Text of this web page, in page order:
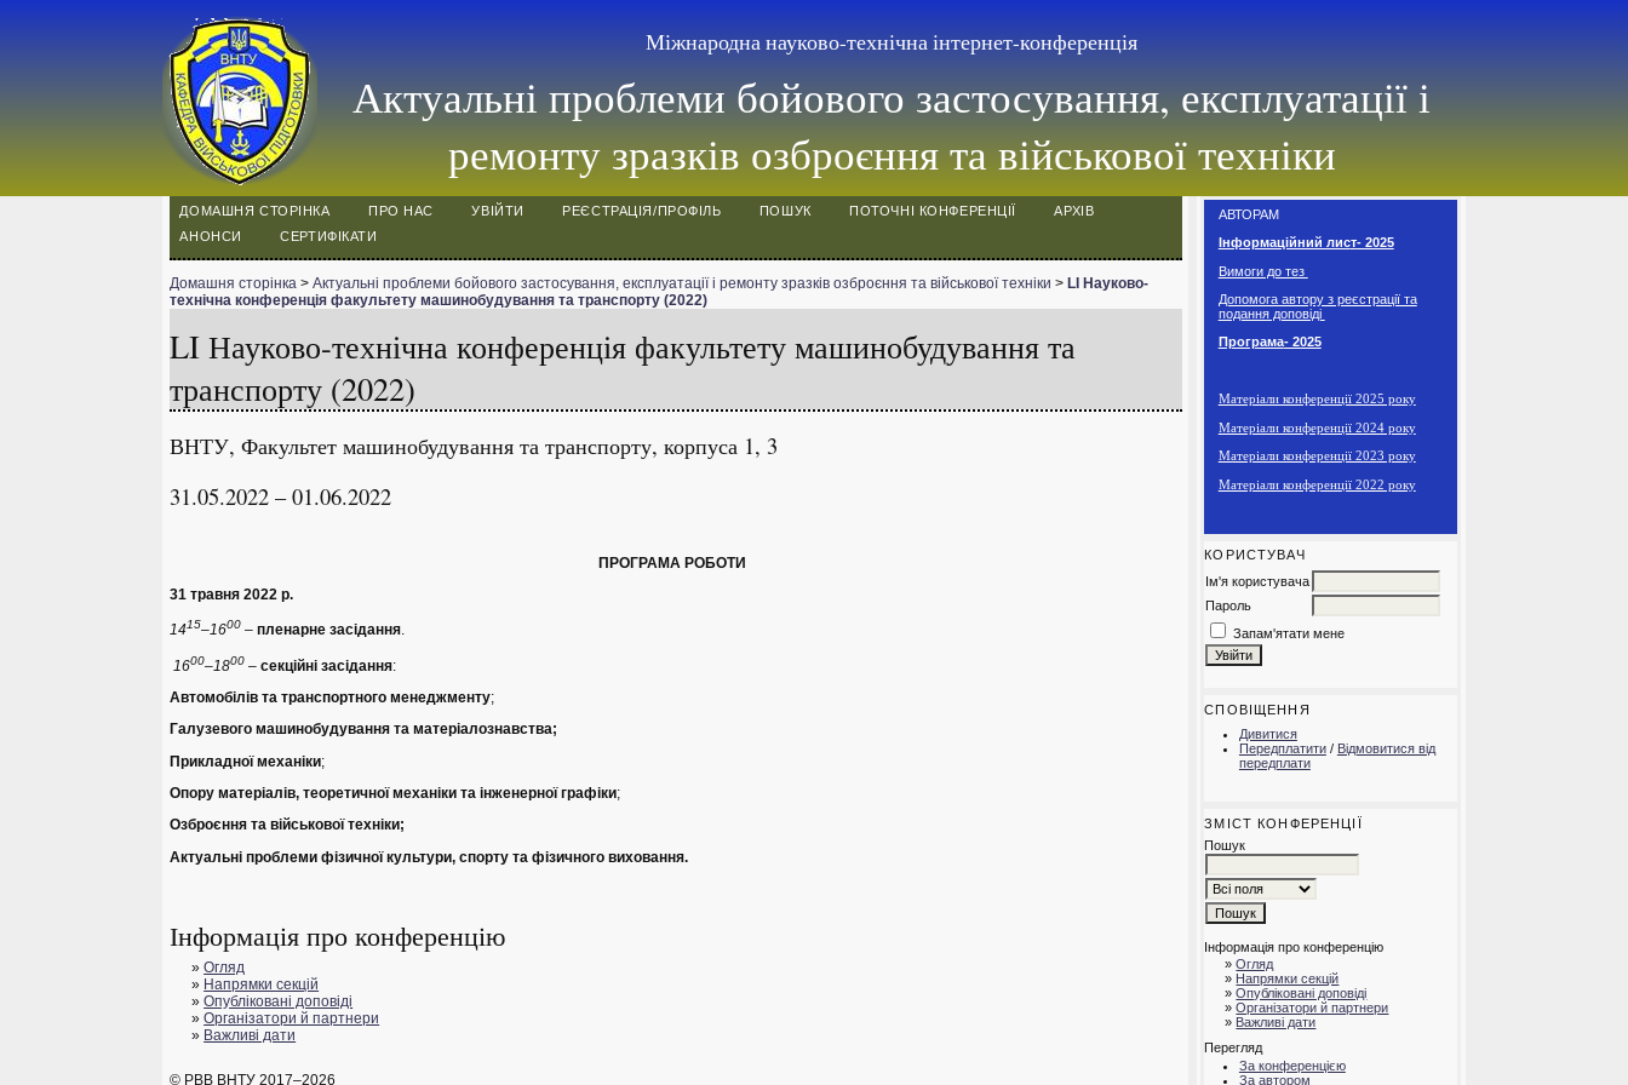
Міжнародна науково-технічна інтернет-конференція
Актуальні проблеми бойового застосування, експлуатації і
ремонту зразків озброєння та військової техніки
АВТОРАМ
Інформаційний лист- 2025
Вимоги до тез
Допомога автору з реєстрації та
подання доповіді
Програма- 2025
Матеріали конференції 2025 року
Матеріали конференції 2024 року
Матеріали конференції 2023 року
Матеріали конференції 2022 року
КОРИСТУВАЧ
Ім'я користувача
Пароль
Запам'ятати мене
СПОВІЩЕННЯ
Дивитися
Передплатити/ Відмовитися від
передплати
ЗМІСТ КОНФЕРЕНЦІЇ
Пошук
Інформація про конференцію
»Огляд
» Напрямки секцій
»Опубліковані доповіді
»Організатори й партнери
» Важливі дати
Перегляд
За конференцією
За автором
ДОМАШНЯ СТОРІНКА ПРО НАС УВІЙТИ РЕЄСТРАЦІЯ/ПРОФІЛЬ ПОШУК ПОТОЧНІ КОНФЕРЕНЦІЇ
АРХІВ
АНОНСИ
СЕРТИФІКАТИ
Домашня сторінка> Актуальні проблеми бойового застосування, експлуатації і ремонту зразків озброєння та військової техніки > LI Науково-
технічна конференція факультету машинобудування та транспорту (2022)
LI Науково-технічна конференція факультету машинобудування та
транспорту (2022)
ВНТУ, Факультет машинобудування та транспорту, корпуса 1, 3
31.05.2022 – 01.06.2022
ПРОГРАМА РОБОТИ
31 травня 2022 р.
1415–1600– пленарне засідання.
1600–1800– секційні засідання:
Автомобілів та транспортного менеджменту;
Галузевого машинобудування та матеріалознавства;
Прикладної механіки;
Опору матеріалів, теоретичної механіки та інженерної графіки;
Озброєння та військової техніки;
Актуальні проблеми фізичної культури, спорту та фізичного виховання.
Інформація про конференцію
»Огляд
» Напрямки секцій
»Опубліковані доповіді
»Організатори й партнери
» Важливі дати
© РВВ ВНТУ 2017–2026